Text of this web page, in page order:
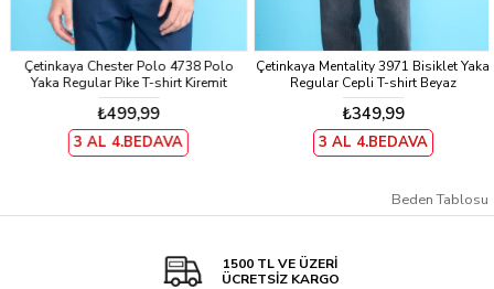
Çetinkaya Chester Polo 4738 Polo
Yaka Regular Pike T-shirt Kiremit
₺499,99
3 AL 4.BEDAVA
Çetinkaya Mentality 3971 Bisiklet Yaka
Regular Cepli T-shirt Beyaz
₺349,99
3 AL 4.BEDAVA
Beden Tablosu
1500 TL VE ÜZERİ
ÜCRETSİZ KARGO